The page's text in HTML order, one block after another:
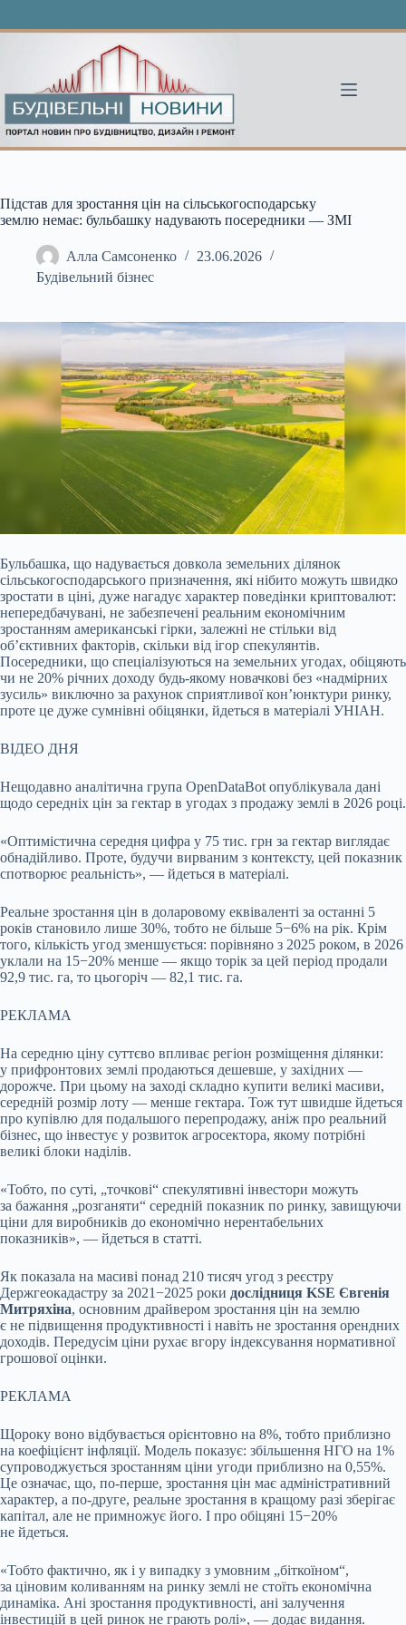
Підстав для зростання цін на сільськогосподарську
землю немає: бульбашку надувають посередники — ЗМІ
Алла Самсоненко
23.06.2026
Будівельний бізнес
Бульбашка, що надувається довкола земельних ділянок
сільськогосподарського призначення, які нібито можуть швидко
зростати в ціні, дуже нагадує характер поведінки криптовалют:
непередбачувані, не забезпечені реальним економічним
зростанням американські гірки, залежні не стільки від
обʼєктивних факторів, скільки від ігор спекулянтів.
Посередники, що спеціалізуються на земельних угодах, обіцяють
чи не 20% річних доходу будь-якому новачкові без «надмірних
зусиль» виключно за рахунок сприятливої конʼюнктури ринку,
проте це дуже сумнівні обіцянки, йдеться в матеріалі УНІАН.
ВІДЕО ДНЯ
Нещодавно аналітична група OpenDataBot опублікувала дані
щодо середніх цін за гектар в угодах з продажу землі в 2026 році.
«Оптимістична середня цифра у 75 тис. грн за гектар виглядає
обнадійливо. Проте, будучи вирваним з контексту, цей показник
спотворює реальність», — йдеться в матеріалі.
Реальне зростання цін в доларовому еквіваленті за останні 5
років становило лише 30%, тобто не більше 5−6% на рік. Крім
того, кількість угод зменшується: порівняно з 2025 роком, в 2026
уклали на 15−20% менше — якщо торік за цей період продали
92,9 тис. га, то цьогоріч — 82,1 тис. га.
РЕКЛАМА
На середню ціну суттєво впливає регіон розміщення ділянки:
у прифронтових землі продаються дешевше, у західних —
дорожче. При цьому на заході складно купити великі масиви,
середній розмір лоту — менше гектара. Тож тут швидше йдеться
про купівлю для подальшого перепродажу, аніж про реальний
бізнес, що інвестує у розвиток агросектора, якому потрібні
великі блоки наділів.
«Тобто, по суті, „точкові“ спекулятивні інвестори можуть
за бажання „розганяти“ середній показник по ринку, завищуючи
ціни для виробників до економічно нерентабельних
показників», — йдеться в статті.
Як показала на масиві понад 210 тисяч угод з реєстру
Держгеокадастру за 2021−2025 роки дослідниця KSE Євгенія
Митряхіна, основним драйвером зростання цін на землю
є не підвищення продуктивності і навіть не зростання орендних
доходів. Передусім ціни рухає вгору індексування нормативної
грошової оцінки.
РЕКЛАМА
Щороку воно відбувається орієнтовно на 8%, тобто приблизно
на коефіцієнт інфляції. Модель показує: збільшення НГО на 1%
супроводжується зростанням ціни угоди приблизно на 0,55%.
Це означає, що, по-перше, зростання цін має адміністративний
характер, а по-друге, реальне зростання в кращому разі зберігає
капітал, але не примножує його. І про обіцяні 15−20%
не йдеться.
«Тобто фактично, як і у випадку з умовним „біткоїном“,
за ціновим коливанням на ринку землі не стоїть економічна
динаміка. Ані зростання продуктивності, ані залучення
інвестицій в цей ринок не грають ролі», — додає видання.